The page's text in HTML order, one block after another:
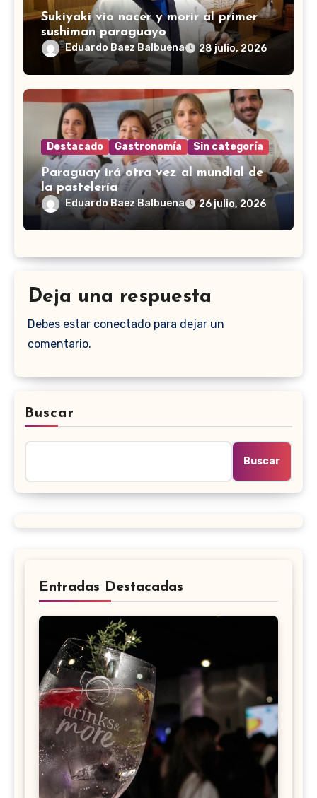
Sukiyaki vio nacer y morir al primer
sushiman paraguayo
Eduardo Baez Balbuena 28 julio, 2026
Destacado Gastronomía Sin categoría
Paraguay irá otra vez al mundial de
la pastelería
Eduardo Baez Balbuena 26 julio, 2026
Deja una respuesta
Debes estar conectado para dejar un
comentario.
Buscar
Buscar
Entradas Destacadas